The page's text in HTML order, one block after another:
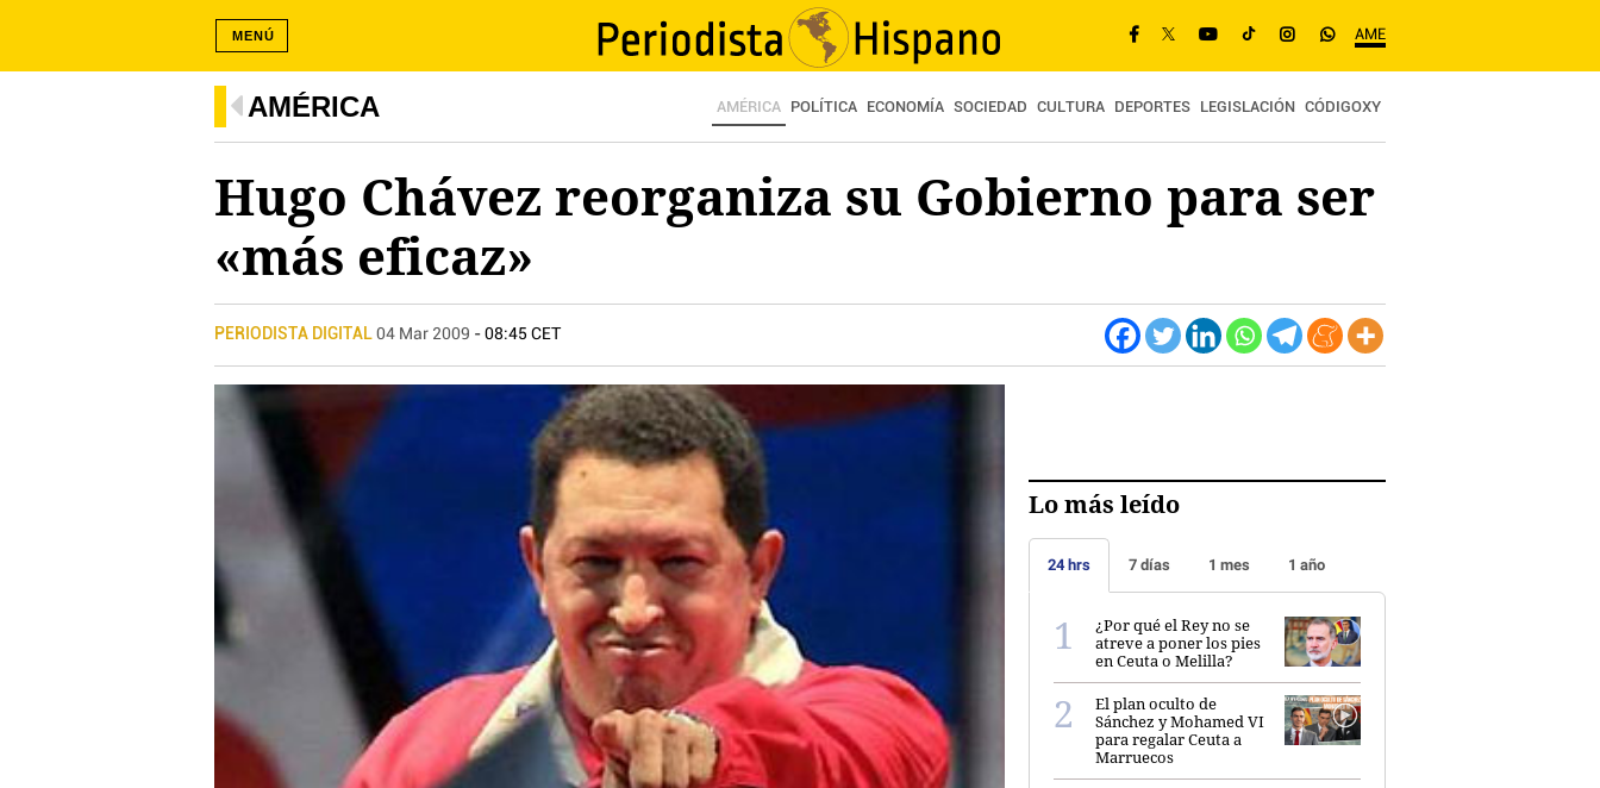
AME
MENÚ
AMÉRICA AMÉRICA POLÍTICA ECONOMÍA SOCIEDAD CULTURA DEPORTES LEGISLACIÓN CÓDIGOXY
Hugo Chávez reorganiza su Gobierno para ser
«más eficaz»
PERIODISTA DIGITAL 04 Mar 2009 - 08:45 CET
Lo más leído
24 hrs 7 días 1 mes 1 año
¿Por qué el Rey no se
atreve a poner los pies
en Ceuta o Melilla?
El plan oculto de
Sánchez y Mohamed VI
para regalar Ceuta a
Marruecos